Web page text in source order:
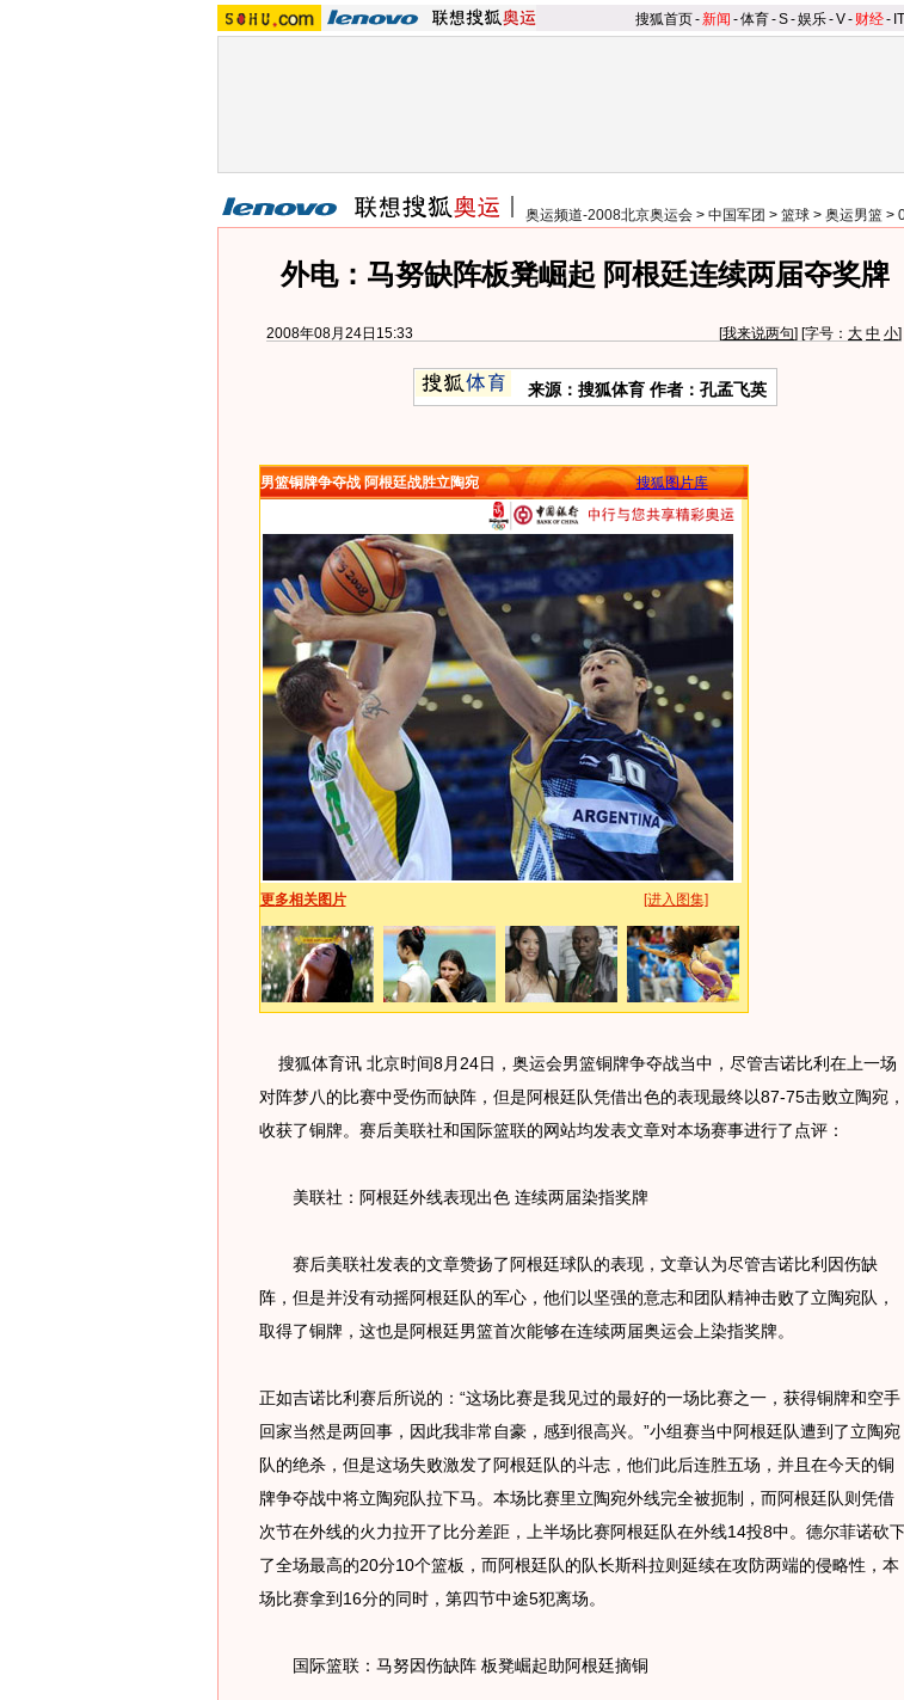
搜狐首页-新闻 -体育-S-娱乐-V- 财经- IT
奥运频道-2008北京奥运会 > 中国军团 > 篮球 > 奥运男篮 >
外电：马努缺阵板凳崛起 阿根廷连续两届夺奖牌
2008年08月24日15:33 [我来说两句] [字号： 大 中 小]
来源：搜狐体育 作者：孔孟飞英
男篮铜牌争夺战 阿根廷战胜立陶宛 搜狐图片库
更多相关图片 [进入图集]
搜狐体育讯 北京时间8月24日，奥运会男篮铜牌争夺战当中，尽管吉诺比利在上一场
对阵梦八的比赛中受伤而缺阵，但是阿根廷队凭借出色的表现最终以87-75击败立陶宛，
收获了铜牌。赛后美联社和国际篮联的网站均发表文章对本场赛事进行了点评：
美联社：阿根廷外线表现出色 连续两届染指奖牌
赛后美联社发表的文章赞扬了阿根廷球队的表现，文章认为尽管吉诺比利因伤缺
阵，但是并没有动摇阿根廷队的军心，他们以坚强的意志和团队精神击败了立陶宛队，
取得了铜牌，这也是阿根廷男篮首次能够在连续两届奥运会上染指奖牌。
正如吉诺比利赛后所说的：“这场比赛是我见过的最好的一场比赛之一，获得铜牌和空手
回家当然是两回事，因此我非常自豪，感到很高兴。”小组赛当中阿根廷队遭到了立陶宛
队的绝杀，但是这场失败激发了阿根廷队的斗志，他们此后连胜五场，并且在今天的铜
牌争夺战中将立陶宛队拉下马。本场比赛里立陶宛外线完全被扼制，而阿根廷队则凭借
次节在外线的火力拉开了比分差距，上半场比赛阿根廷队在外线14投8中。德尔菲诺砍
了全场最高的20分10个篮板，而阿根廷队的队长斯科拉则延续在攻防两端的侵略性，本
场比赛拿到16分的同时，第四节中途5犯离场。
国际篮联：马努因伤缺阵 板凳崛起助阿根廷摘铜